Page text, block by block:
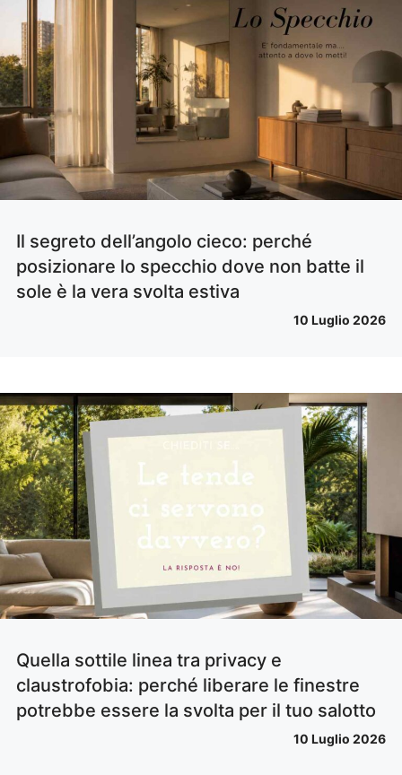
Il segreto dell’angolo cieco: perché
posizionare lo specchio dove non batte il
sole è la vera svolta estiva
10 Luglio 2026
Quella sottile linea tra privacy e
claustrofobia: perché liberare le finestre
potrebbe essere la svolta per il tuo salotto
10 Luglio 2026